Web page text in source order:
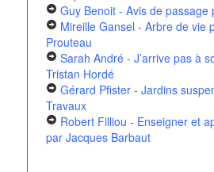
Guy Benoit - Avis de passage
Mireille Gansel - Arbre de vie
Prouteau
Sarah André - J’arrive pas à
Tristan Hordé
Gérard Pfister - Jardins
Travaux
Robert Filliou - Enseigner et
par Jacques Barbaut